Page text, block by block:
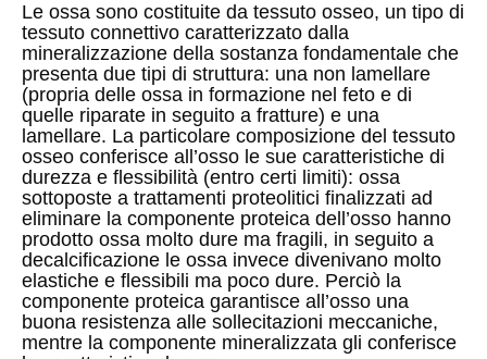
Le ossa sono costituite da tessuto osseo, un tipo di
tessuto connettivo caratterizzato dalla
mineralizzazione della sostanza fondamentale che
presenta due tipi di struttura: una non lamellare
(propria delle ossa in formazione nel feto e di
quelle riparate in seguito a fratture) e una
lamellare. La particolare composizione del tessuto
osseo conferisce all’osso le sue caratteristiche di
durezza e flessibilità (entro certi limiti): ossa
sottoposte a trattamenti proteolitici finalizzati ad
eliminare la componente proteica dell’osso hanno
prodotto ossa molto dure ma fragili, in seguito a
decalcificazione le ossa invece divenivano molto
elastiche e flessibili ma poco dure. Perciò la
componente proteica garantisce all’osso una
buona resistenza alle sollecitazioni meccaniche,
mentre la componente mineralizzata gli conferisce